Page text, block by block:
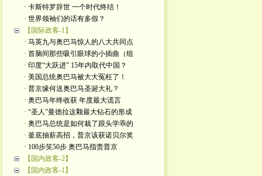
· 卡斯特罗辞世 一个时代终结！
· 世界领袖们的话有多假？
【国际政客-1】
· 马英九与奥巴马惊人的八大共同点
· 首脑间那些吸引眼球的小插曲（组
· 印度“大跃进” 15年内取代中国？
· 美国总统奥巴马被大大冤枉了！
· 普京缘何送奥巴马圣诞大礼？
· 奥巴马年终收获 年度最大谎言
· “圣人”曼德拉这颗最大钻石的形成
· 奥巴马总统是如何栽了跟头学乖的
· 釜底抽薪高招，普京该获诺贝尔奖
· 100步笑50步 奥巴马指责普京
【国内政客-2】
【国内政客-1】